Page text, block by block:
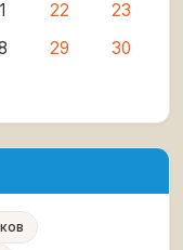
22
23
29
30